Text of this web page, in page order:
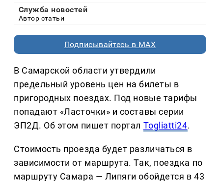
Служба новостей
Автор статьи
Подписывайтесь в MAX
В Самарской области утвердили
предельный уровень цен на билеты в
пригородных поездах. Под новые тарифы
попадают «Ласточки» и составы серии
ЭП2Д. Об этом пишет портал Togliatti24.
Стоимость проезда будет различаться в
зависимости от маршрута. Так, поездка по
маршруту Самара — Липяги обойдется в 43